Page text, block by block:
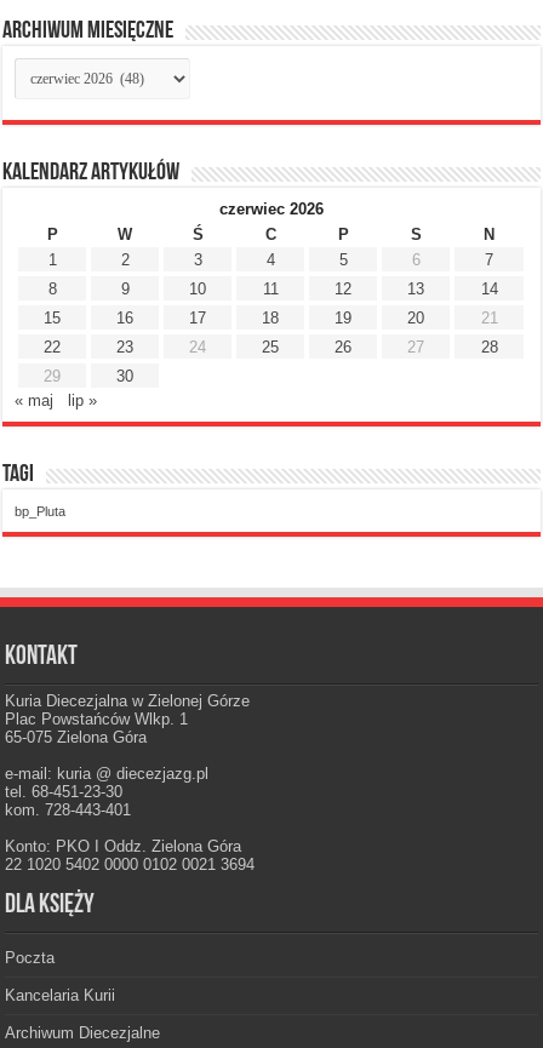
Archiwum miesięczne
Archiwum
miesięczne
Kalendarz artykułów
czerwiec 2026
P
W Ś C P S
N
1
2 3 4 5 6
7
8
9 10 11 12 13
14
15
16 17 18 19 20
21
22
23 24 25 26 27
28
29
30
« maj
lip »
Tagi
bp_Pluta
Kontakt
Kuria Diecezjalna w Zielonej Górze
Plac Powstańców Wlkp. 1
65-075 Zielona Góra
e-mail: kuria @ diecezjazg.pl
tel. 68-451-23-30
kom. 728-443-401
Konto: PKO I Oddz. Zielona Góra
22 1020 5402 0000 0102 0021 3694
Dla księży
Poczta
Kancelaria Kurii
Archiwum Diecezjalne